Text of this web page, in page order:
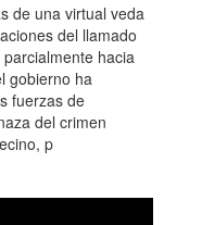
de una virtual veda
del llamado
hacia
gobierno ha
fuerzas de
del crimen
p